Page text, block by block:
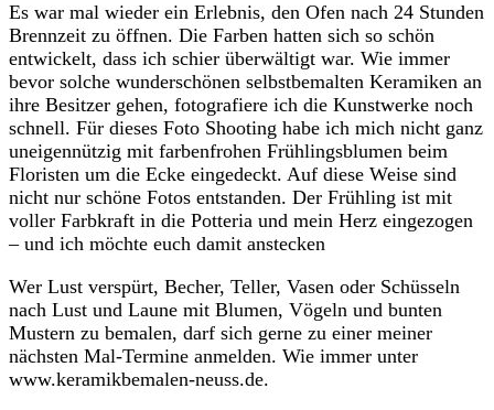
Es war mal wieder ein Erlebnis, den Ofen nach 24 Stunden
Brennzeit zu öffnen. Die Farben hatten sich so schön
entwickelt, dass ich schier überwältigt war. Wie immer
bevor solche wunderschönen selbstbemalten Keramiken an
ihre Besitzer gehen, fotografiere ich die Kunstwerke noch
schnell. Für dieses Foto Shooting habe ich mich nicht ganz
uneigennützig mit farbenfrohen Frühlingsblumen beim
Floristen um die Ecke eingedeckt. Auf diese Weise sind
nicht nur schöne Fotos entstanden. Der Frühling ist mit
voller Farbkraft in die Potteria und mein Herz eingezogen
– und ich möchte euch damit anstecken
Wer Lust verspürt, Becher, Teller, Vasen oder Schüsseln
nach Lust und Laune mit Blumen, Vögeln und bunten
Mustern zu bemalen, darf sich gerne zu einer meiner
nächsten Mal-Termine anmelden. Wie immer unter
www.keramikbemalen-neuss.de.